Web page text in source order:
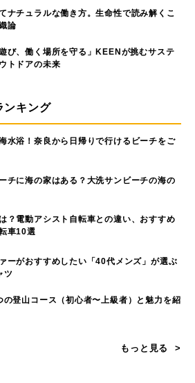
ナチュラルな働き方。生命性で読み解くこ
論
遊び、働く場所を守る」KEENが挑むサステ
トドアの未来
ンキング
水浴！奈良から日帰りで行けるビーチをご
チに海の家はある？大洗サンビーチの海の
？電動アシスト自転車との違い、おすすめ
車10選
ーがおすすめしたい「40代メンズ」が選ぶ
ツ
の登山コース（初心者〜上級者）と魅力を紹
もっと見る